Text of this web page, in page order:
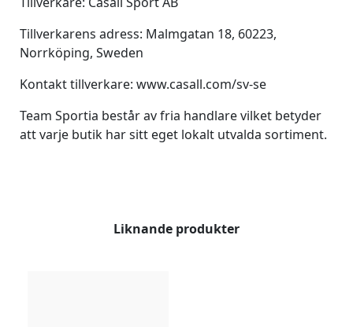
Tillverkarens adress: Malmgatan 18, 60223,
Norrköping, Sweden
Kontakt tillverkare: www.casall.com/sv-se
Team Sportia består av fria handlare vilket betyder
att varje butik har sitt eget lokalt utvalda sortiment.
Liknande produkter